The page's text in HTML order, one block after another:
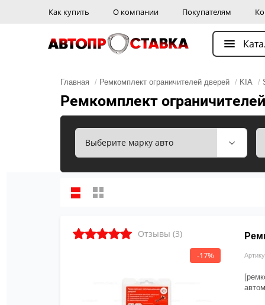
Как купить О компании Покупателям
Главная / Ремкомплект ограничителей дверей / KIA /
Ремкомплект
Отзывы (3)
-17%